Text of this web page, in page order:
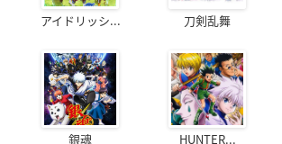
アイドリッシ... 刀剣乱舞
銀魂 HUNTER...